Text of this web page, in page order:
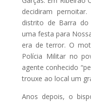
decidiram
distrito de Barra do
uma festa para
era de terror. O
Polícia Militar no
agente conhecido
trouxe ao local um
Anos depois, o